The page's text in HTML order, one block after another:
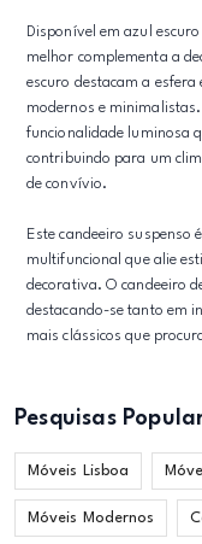
Disponível em azul
melhor complementa a
escuro destacam a esfera
modernos e
funcionalidade luminosa
contribuindo para um
de convívio.
Este candeeiro suspenso
multifuncional que alie
decorativa. O candeeiro
destacando-se tanto em
mais clássicos que
Pesquisas
Móveis Lisboa
Móveis Modernos